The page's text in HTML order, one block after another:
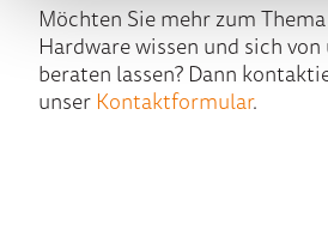
Möchten Sie mehr zum
Hardware wissen und sich
beraten lassen? Dann
unser Kontaktformular.